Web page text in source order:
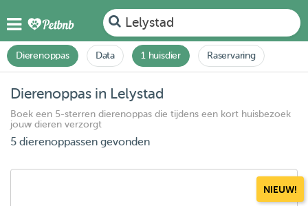
Lelystad
Dierenoppas Data 1 huisdier Raservaring
Dierenoppas in Lelystad
Boek een 5-sterren dierenoppas die tijdens een kort huisbezoek
jouw dieren verzorgt
5 dierenoppassen gevonden
NIEUW!